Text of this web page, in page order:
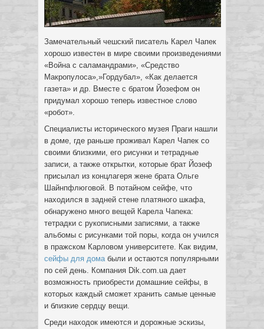
Замечательный чешский писатель Карел Чапек
хорошо известен в мире своими произведениями
«Война с саламандрами», «Средство
Макропулоса»,»Гордубал», «Как делается
газета» и др. Вместе с братом Йозефом он
придумал хорошо теперь известное слово
«робот».
Специалисты исторического музея Праги нашли
в доме, где раньше проживал Карел Чапек со
своими близкими, его рисунки и тетрадные
записи, а также открытки, которые брат Йозеф
присылал из концлагеря жене брата Ольге
Шайнпфлюговой. В потайном сейфе, что
находился в задней стене платяного шкафа,
обнаружено много вещей Карела Чапека:
тетрадки с рукописными записями, а также
альбомы с рисунками той поры, когда он учился
в пражском Карловом университете. Как видим,
сейфы для домабыли и остаются популярными
по сей день. Компания Dik.com.ua дает
возможность приобрести домашние сейфы, в
которых каждый сможет хранить самые ценные
и близкие сердцу вещи.
Среди находок имеются и дорожные эскизы,